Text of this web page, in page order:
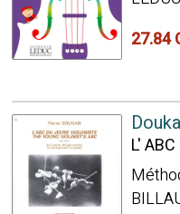
27.84
L'